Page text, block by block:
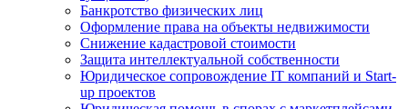
Банкротство физических лиц
Оформление права на объекты недвижимости
Снижение кадастровой стоимости
Защита интеллектуальной собственности
Юридическое сопровождение IT компаний и Start-
up проектов